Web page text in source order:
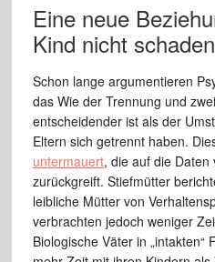
Eine neue
Kind nicht schaden
Schon lange argumentieren
das Wie der Trennung und
entscheidender ist als der
Eltern sich getrennt haben.
untermauert, die auf die Daten
zurückgreift. Stiefmütter
leibliche Mütter von
verbrachten jedoch weniger
Biologische Väter in